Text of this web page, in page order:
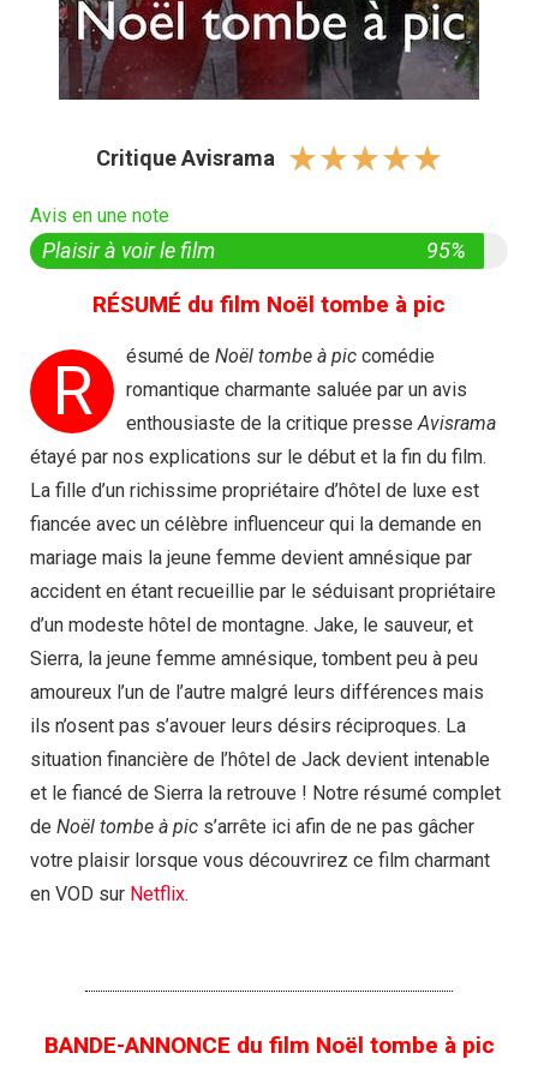
Critique Avisrama ☆☆☆☆☆
Avis en une note
Plaisir à voir le film 95%
RÉSUMÉ du film Noël tombe à pic
R ésumé de Noël tombe à pic comédie
romantique charmante saluée par un avis
enthousiaste de la critique presseAvisrama
étayé par nos explications sur le début et la fin du film.
La fille d’un richissime propriétaire d’hôtel de luxe est
fiancée avec un célèbre influenceur qui la demande en
mariage mais la jeune femme devient amnésique par
accident en étant recueillie par le séduisant propriétaire
d’un modeste hôtel de montagne. Jake, le sauveur, et
Sierra, la jeune femme amnésique, tombent peu à peu
amoureux l’un de l’autre malgré leurs différences mais
ils n’osent pas s’avouer leurs désirs réciproques. La
situation financière de l’hôtel de Jack devient intenable
et le fiancé de Sierra la retrouve ! Notre résumé complet
de Noël tombe à pic s’arrête ici afin de ne pas gâcher
votre plaisir lorsque vous découvrirez ce film charmant
en VOD sur Netflix.
BANDE-ANNONCE du film Noël tombe à pic